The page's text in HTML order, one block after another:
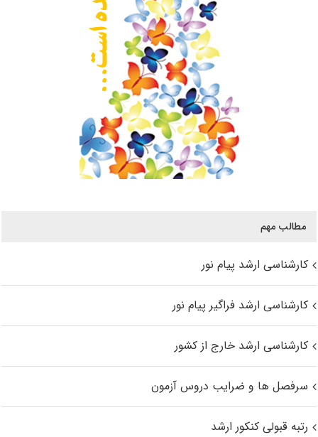
مطالب مهم
کارشناسی ارشد پیام نور
کارشناسی ارشد فراگیر پیام نور
کارشناسی ارشد خارج از کشور
سرفصل ها و ضرایب دروس آزمون
رتبه قبولی کنکور ارشد